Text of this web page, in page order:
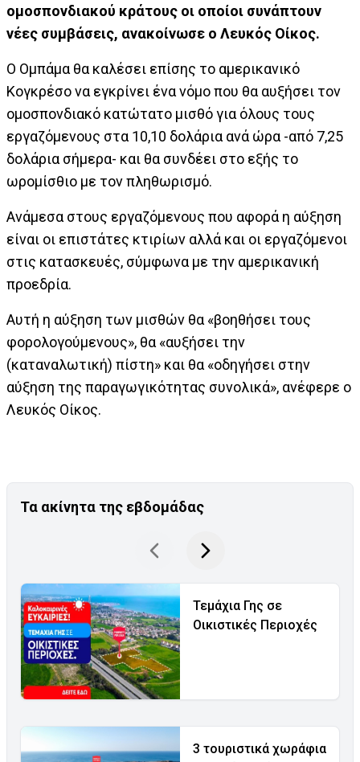
ομοσπονδιακού κράτους οι οποίοι συνάπτουν
νέες συμβάσεις, ανακοίνωσε ο Λευκός Οίκος.
Ο Ομπάμα θα καλέσει επίσης το αμερικανικό
Κογκρέσο να εγκρίνει ένα νόμο που θα αυξήσει τον
ομοσπονδιακό κατώτατο μισθό για όλους τους
εργαζόμενους στα 10,10 δολάρια ανά ώρα -από 7,25
δολάρια σήμερα- και θα συνδέει στο εξής το
ωρομίσθιο με τον πληθωρισμό.
Ανάμεσα στους εργαζόμενους που αφορά η αύξηση
είναι οι επιστάτες κτιρίων αλλά και οι εργαζόμενοι
στις κατασκευές, σύμφωνα με την αμερικανική
προεδρία.
Αυτή η αύξηση των μισθών θα «βοηθήσει τους
φορολογούμενους», θα «αυξήσει την
(καταναλωτική) πίστη» και θα «οδηγήσει στην
αύξηση της παραγωγικότητας συνολικά», ανέφερε ο
Λευκός Οίκος.
Τα ακίνητα της εβδομάδας
Τεμάχια Γης σε
Οικιστικές Περιοχές
3 τουριστικά χωράφια